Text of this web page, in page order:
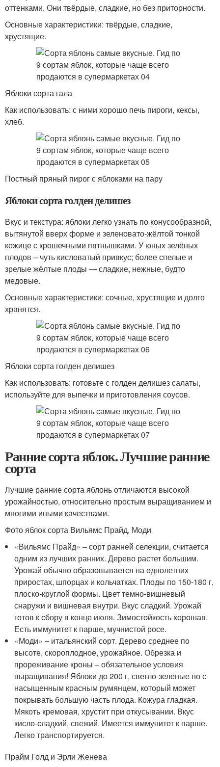
оттенками. Они твёрдые, сладкие, но без приторности.
Основные характеристики: твёрдые, сладкие,
хрустящие.
Яблоки сорта гала
Как использовать: с ними хорошо печь пироги, кексы,
хлеб.
Постный пряный пирог с яблоками на пару
Яблоки сорта голден делишез
Вкус и текстура: яблоки легко узнать по конусообразной,
вытянутой вверх форме и зеленовато-жёлтой тонкой
кожице с крошечными пятнышками. У юных зелёных
плодов – чуть кисловатый привкус; более спелые и
зрелые жёлтые плоды — сладкие, нежные, будто
медовые.
Основные характеристики: сочные, хрустящие и долго
хранятся.
Яблоки сорта голден делишез
Как использовать: готовьте с голден делишез салаты,
используйте для выпечки и приготовления соусов.
Ранние сорта яблок. Лучшие ранние
сорта
Лучшие ранние сорта яблонь отличаются высокой
урожайностью, относительно простым выращиванием и
многими иными качествами.
Фото яблок сорта Вильямс Прайд, Моди
«Вильямс Прайд» – сорт ранней селекции, считается
одним из лучших ранних. Дерево растет большим.
Урожай обычно образовывается на однолетних
приростах, шпорцах и кольчатках. Плоды по 150-180 г,
плоско-круглой формы. Цвет темно-вишневый
снаружи и вишневая внутри. Вкус сладкий. Урожай
готов к сбору в конце июля. Зимостойкость хорошая.
Есть иммунитет к парше, мучнистой росе.
«Моди» – итальянский сорт. Дерево среднее по
высоте, скороплодное, урожайное. Обрезка и
прореживание кроны – обязательное условия
выращивания! Яблоки до 200 г, светло-зеленые но с
насыщенным красным румянцем, который может
покрывать большую часть плода. Кожура гладкая.
Мякоть кремовая, хрустит при откусывании. Вкус
кисло-сладкий, свежий. Имеется иммунитет к парше.
Легко транспортируется.
Прайм Голд и Эрли Женева